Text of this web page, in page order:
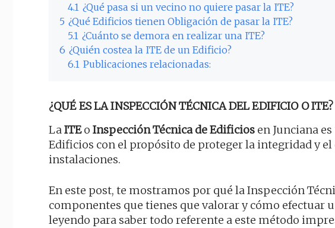
4.1 ¿Qué pasa si un vecino no quiere pasar la ITE?
5 ¿Qué Edificios tienen Obligación de pasar la ITE?
5.1 ¿Cuánto se demora en realizar una ITE?
6 ¿Quién costea la ITE de un Edificio?
6.1 Publicaciones relacionadas:
¿QUÉ ES LA INSPECCIÓN TÉCNICA DEL EDIFICIO O ITE?
LaITEo Inspección Técnica de Edificios en Junciana
Edificios con el propósito de proteger la integridad y
instalaciones.
En este post, te mostramos por qué la Inspección
componentes que tienes que valorar y cómo efectuar
leyendo para saber todo referente a este método